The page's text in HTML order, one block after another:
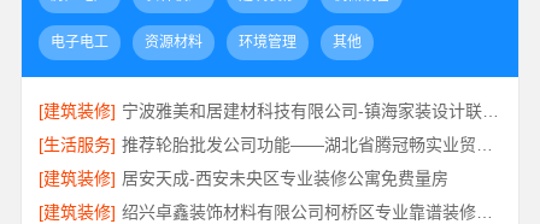
电子电工 资源材料 环境管理 其他
[建筑装修]
宁波雅美和居建材科技有限公司-镇海家装设计联系方式
[生活服务]
[建筑装修] 居安天成-西安未央区专业装修公寓免费量房
[建筑装修]
绍兴卓鑫装饰材料有限公司柯桥区专业靠谱装修自有施工队